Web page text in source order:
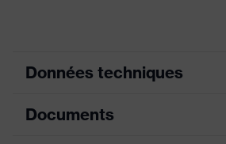
Données techniques
Couleur
Documents